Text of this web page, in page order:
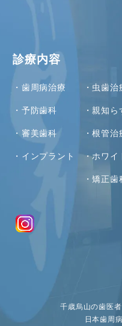
診療内容
歯周病治療
予防歯科
審美歯科
インプラント
虫歯治
親知ら
根管治
ホワイ
矯正歯
千歳烏山の歯医
日本歯周